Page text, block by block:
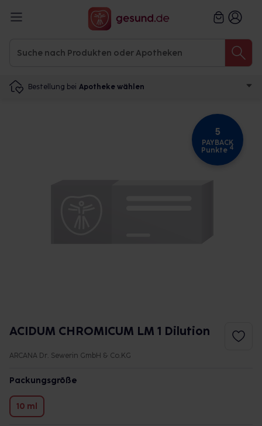
Bestellung bei Apotheke wählen
5
PAYBACK
Punkte 4
ACIDUM CHROMICUM LM 1 Dilution
ARCANA Dr. Sewerin GmbH & Co.KG
Packungsgröße
10 ml